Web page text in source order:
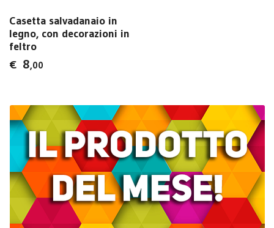
Casetta salvadanaio in
legno, con decorazioni in
feltro
€ 8,00